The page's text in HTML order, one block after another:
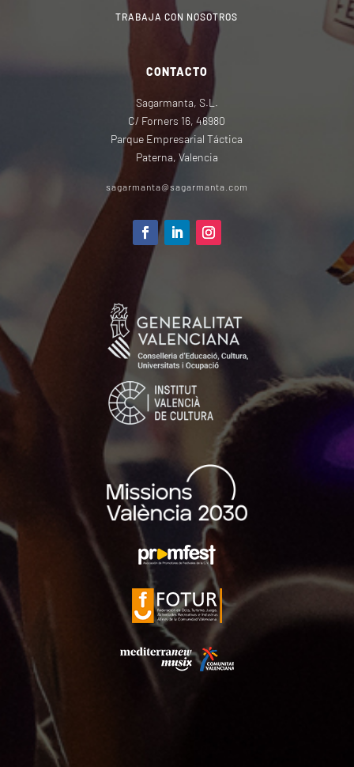
TRABAJA CON NOSOTROS
CONTACTO
Sagarmanta, S.L.
C/ Forners 16, 46980
Parque Empresarial Táctica
Paterna, Valencia
sagarmanta@sagarmanta.com